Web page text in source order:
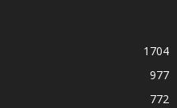
1704
977
772